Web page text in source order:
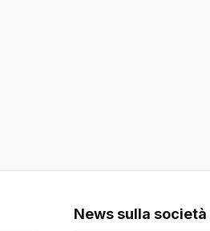
News sulla società